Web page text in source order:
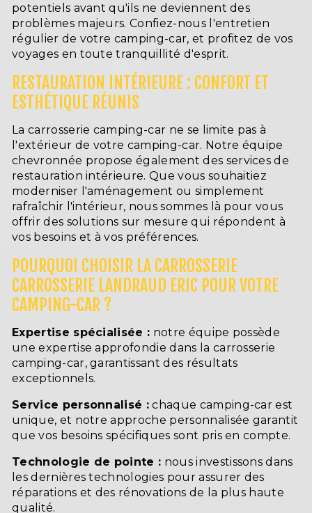
potentiels avant qu'ils ne deviennent des
problèmes majeurs. Confiez-nous l'entretien
régulier de votre camping-car, et profitez de vos
voyages en toute tranquillité d'esprit.
RESTAURATION INTÉRIEURE : CONFORT ET
ESTHÉTIQUE RÉUNIS
La carrosserie camping-car ne se limite pas à
l'extérieur de votre camping-car. Notre équipe
chevronnée propose également des services de
restauration intérieure. Que vous souhaitiez
moderniser l'aménagement ou simplement
rafraîchir l'intérieur, nous sommes là pour vous
offrir des solutions sur mesure qui répondent à
vos besoins et à vos préférences.
POURQUOI CHOISIR LA CARROSSERIE
CARROSSERIE LANDRAUD ERIC POUR VOTRE
CAMPING-CAR ?
Expertise spécialisée : notre équipe possède
une expertise approfondie dans la carrosserie
camping-car, garantissant des résultats
exceptionnels.
Service personnalisé : chaque camping-car est
unique, et notre approche personnalisée garantit
que vos besoins spécifiques sont pris en compte.
Technologie de pointe : nous investissons dans
les dernières technologies pour assurer des
réparations et des rénovations de la plus haute
qualité.